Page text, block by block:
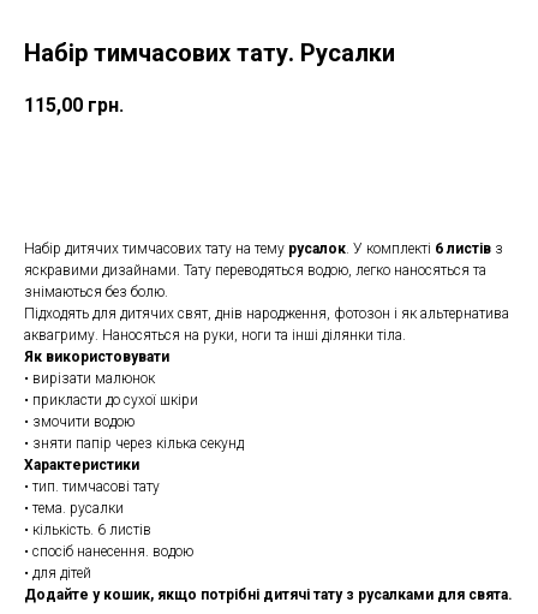
Набір тимчасових тату. Русалки
115,00 грн.
Набір дитячих тимчасових тату на тему русалок. У комплекті 6 листів з
яскравими дизайнами. Тату переводяться водою, легко наносяться та
знімаються без болю.
Підходять для дитячих свят, днів народження, фотозон і як альтернатива
аквагриму. Наносяться на руки, ноги та інші ділянки тіла.
Як використовувати
• вирізати малюнок
• прикласти до сухої шкіри
• змочити водою
• зняти папір через кілька секунд
Характеристики
• тип. тимчасові тату
• тема. русалки
• кількість. 6 листів
• спосіб нанесення. водою
• для дітей
Додайте у кошик, якщо потрібні дитячі тату з русалками для свята.